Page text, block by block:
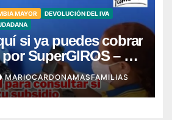
MAYOR
DEVOLUCIÓN DEL IVA
si ya puedes cobrar
SuperGIROS – Ya
MARIOCARDONAMASFAMILIAS